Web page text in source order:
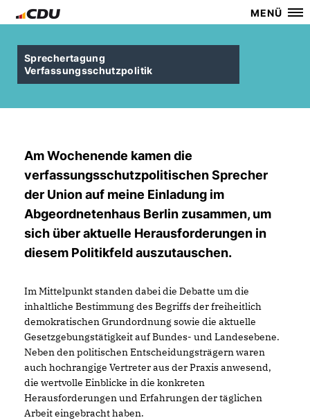
MENÜ
Sprechertagung
Verfassungsschutzpolitik
Am Wochenende kamen die
verfassungsschutzpolitischen Sprecher
der Union auf meine Einladung im
Abgeordnetenhaus Berlin zusammen, um
sich über aktuelle Herausforderungen in
diesem Politikfeld auszutauschen.
Im Mittelpunkt standen dabei die Debatte um die
inhaltliche Bestimmung des Begriffs der freiheitlich
demokratischen Grundordnung sowie die aktuelle
Gesetzgebungstätigkeit auf Bundes- und Landesebene.
Neben den politischen Entscheidungsträgern waren
auch hochrangige Vertreter aus der Praxis anwesend,
die wertvolle Einblicke in die konkreten
Herausforderungen und Erfahrungen der täglichen
Arbeit eingebracht haben.